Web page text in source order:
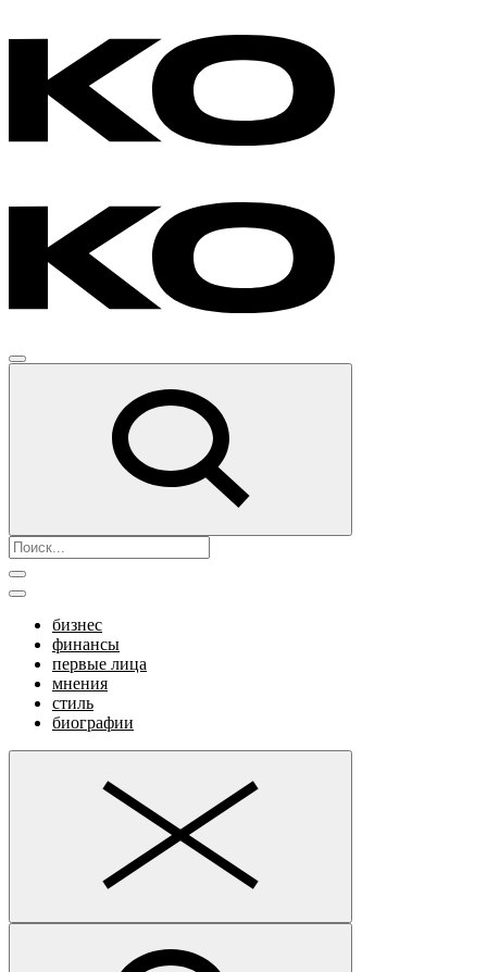
бизнес
финансы
первые лица
мнения
стиль
биографии